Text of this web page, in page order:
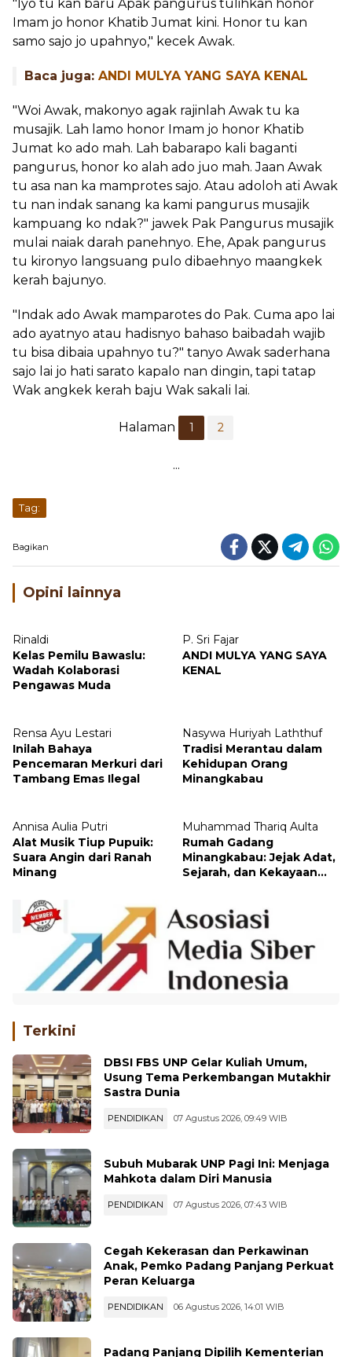
"Iyo tu kan baru Apak pangurus tulihkan honor
Imam jo honor Khatib Jumat kini. Honor tu kan
samo sajo jo upahnyo," kecek Awak.
Baca juga: ANDI MULYA YANG SAYA KENAL
"Woi Awak, makonyo agak rajinlah Awak tu ka
musajik. Lah lamo honor Imam jo honor Khatib
Jumat ko ado mah. Lah babarapo kali baganti
pangurus, honor ko alah ado juo mah. Jaan Awak
tu asa nan ka mamprotes sajo. Atau adoloh ati Awak
tu nan indak sanang ka kami pangurus musajik
kampuang ko ndak?" jawek Pak Pangurus musajik
mulai naiak darah panehnyo. Ehe, Apak pangurus
tu kironyo langsuang pulo dibaehnyo maangkek
kerah bajunyo.
"Indak ado Awak mamparotes do Pak. Cuma apo lai
ado ayatnyo atau hadisnyo bahaso baibadah wajib
tu bisa dibaia upahnyo tu?" tanyo Awak saderhana
sajo lai jo hati sarato kapalo nan dingin, tapi tatap
Wak angkek kerah baju Wak sakali lai.
Halaman 1 2
Kelas Pemilu Bawaslu:
Wadah Kolaborasi
Pengawas Muda
ANDI MULYA YANG SAYA
KENAL
Inilah Bahaya
Pencemaran Merkuri dari
Tambang Emas Ilegal
Tradisi Merantau dalam
Kehidupan Orang
Minangkabau
Alat Musik Tiup Pupuik:
Suara Angin dari Ranah
Minang
Rumah Gadang
Minangkabau: Jejak Adat,
Sejarah, dan Kekayaan
Arsitektur
Usung Tema Perkembangan Mutakhir
Sastra Dunia
PENDIDIKAN 07 Agustus 2026, 09:49 WIB
Mahkota dalam Diri Manusia
PENDIDIKAN 07 Agustus 2026, 07:43 WIB
Anak, Pemko Padang Panjang Perkuat
Peran Keluarga
PENDIDIKAN 06 Agustus 2026, 14:01 WIB
Ekraf jadi Lokasi Workshop Fashion